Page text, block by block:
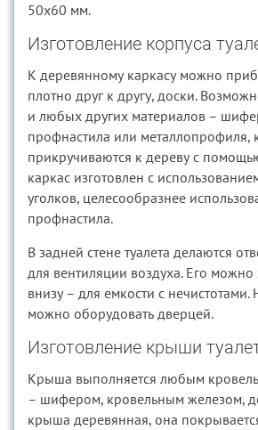
50х60 мм.
Изготовление корпуса
К деревянному каркасу можно
плотно друг к другу, доски.
и любых других материалов –
профнастила или металлопрофиля,
прикручиваются к дереву с
каркас изготовлен с
уголков, целесообразнее
профнастила.
В задней стене туалета делаются
для вентиляции воздуха. Его можно
внизу – для емкости с
можно оборудовать дверцей.
Изготовление крыши
Крыша выполняется любым
– шифером, кровельным железом,
крыша деревянная, она